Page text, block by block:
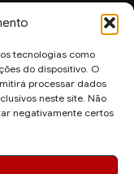
tecnologias como
do dispositivo. O
processar dados
neste site. Não
negativamente certos